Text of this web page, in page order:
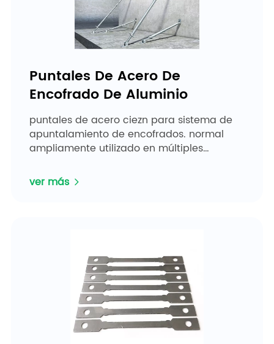
Puntales De Acero De
Encofrado De Aluminio
puntales de acero ciezn para sistema de
apuntalamiento de encofrados. normal
ampliamente utilizado en múltiples
adaptarse al proyecto y al entorno...
ver más